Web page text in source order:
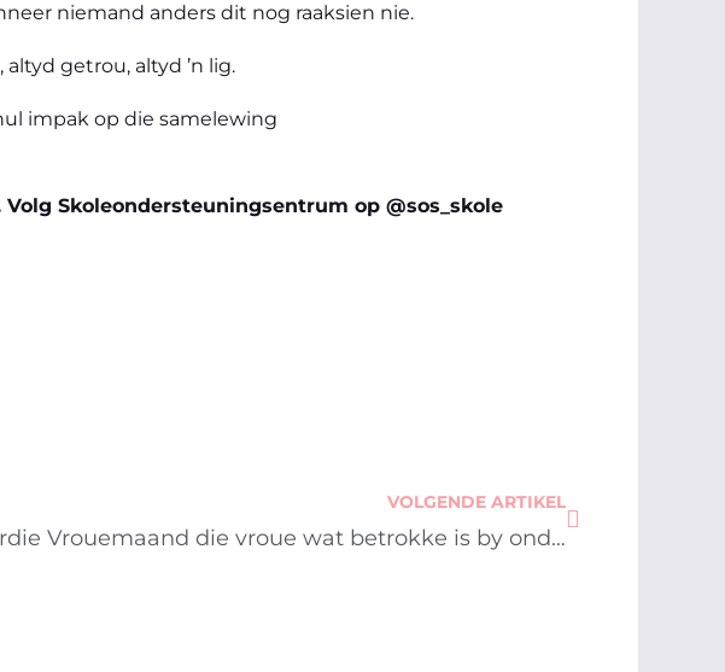
niemand anders dit nog raaksien nie.
getrou, altyd ’n lig.
impak op die samelewing
Skoleondersteuningsentrum op @sos_skole
VOLGENDE ARTIKEL
Vier hierdie Vrouemaand die vroue wat betrokke is by onderwys
Next